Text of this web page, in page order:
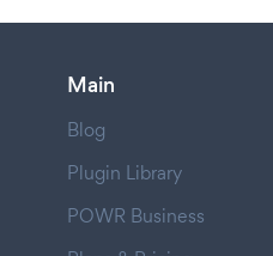
Main
Blog
Plugin Library
POWR Business